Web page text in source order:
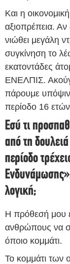
Και η
αξιοπρέπεια. Αν
νιώθει μεγάλη
συγκίνηση το
εκατοντάδες
ΕΝΕΛΠΙΣ.
πάρουμε υπόψιν
περίοδο 16
Εσύ τι
από τη
περίοδο
λογική;
Η πρόθεσή μου
ανθρώπους να
όποιο κομμάτι.
Το κομμάτι των